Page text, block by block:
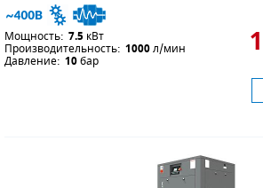
Мощность: 7.5 кВт
Производительность: 1000л/мин
Давление: 10бар